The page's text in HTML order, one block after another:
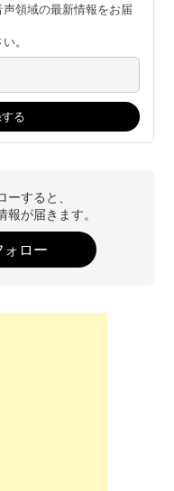
領域の最新情報をお届
。
ーすると、
が届きます。
ォロー